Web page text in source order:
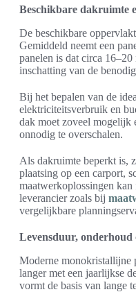
Beschikbare dakruimte
De beschikbare
Gemiddeld neemt een
panelen is dat circa
inschatting van de
Bij het bepalen van de
elektriciteitsverbruik en
dak moet zoveel mogelijk
onnodig te overschalen.
Als dakruimte beperkt is,
plaatsing op een carport,
maatwerkoplossingen
leverancier zoals bij
vergelijkbare
Levensduur,
Moderne monokristallijne
langer met een jaarlijkse
vormt de basis van lange